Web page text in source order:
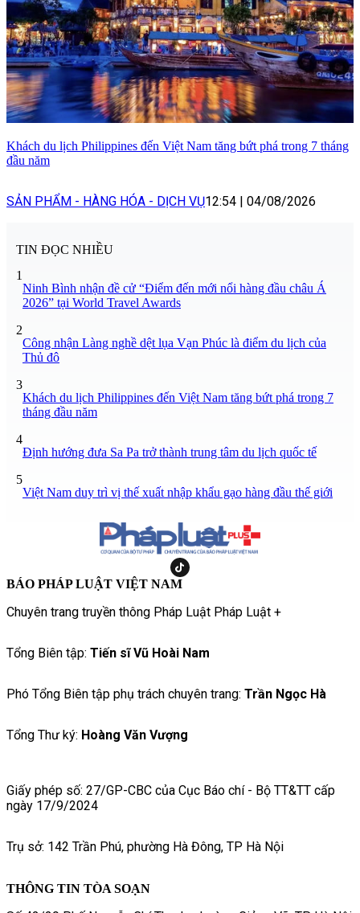
Khách du lịch Philippines đến Việt Nam tăng bứt phá trong 7 tháng
đầu năm
SẢN PHẨM - HÀNG HÓA - DỊCH VỤ12:54 | 04/08/2026
TIN ĐỌC NHIỀU
1
Ninh Bình nhận đề cử “Điểm đến mới nổi hàng đầu châu Á
2026” tại World Travel Awards
2
Công nhận Làng nghề dệt lụa Vạn Phúc là điểm du lịch của
Thủ đô
3
Khách du lịch Philippines đến Việt Nam tăng bứt phá trong 7
tháng đầu năm
4
Định hướng đưa Sa Pa trở thành trung tâm du lịch quốc tế
5
Việt Nam duy trì vị thế xuất nhập khẩu gạo hàng đầu thế giới
BÁO PHÁP LUẬT VIỆT NAM
Chuyên trang truyền thông Pháp Luật Pháp Luật +
Tổng Biên tập: Tiến sĩ Vũ Hoài Nam
Phó Tổng Biên tập phụ trách chuyên trang: Trần Ngọc Hà
Tổng Thư ký: Hoàng Văn Vượng
Giấy phép số: 27/GP-CBC của Cục Báo chí - Bộ TT&TT cấp
ngày 17/9/2024
Trụ sở: 142 Trần Phú, phường Hà Đông, TP Hà Nội
THÔNG TIN TÒA SOẠN